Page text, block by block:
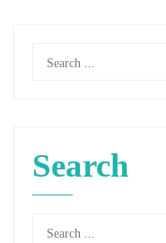
Search